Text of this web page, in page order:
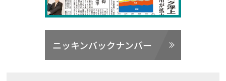
ニッキンバックナンバー